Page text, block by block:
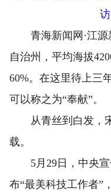
青海新闻网·江源
自治州，平均海拔
60%。在这里待上三
可以称之为“奉献”。
从青丝到白发，宋
载。
5月29日，中央宣
布“最美科技工作者”